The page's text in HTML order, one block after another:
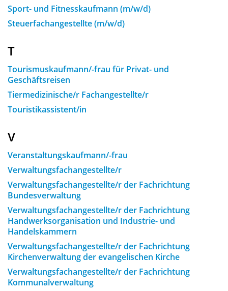
Sport- und Fitnesskaufmann (m/w/d)
Steuerfachangestellte (m/w/d)
T
Tourismuskaufmann/-frau für Privat- und
Geschäftsreisen
Tiermedizinische/r Fachangestellte/r
Touristikassistent/in
V
Veranstaltungskaufmann/-frau
Verwaltungsfachangestellte/r
Verwaltungsfachangestellte/r der Fachrichtung
Bundesverwaltung
Verwaltungsfachangestellte/r der Fachrichtung
Handwerksorganisation und Industrie- und
Handelskammern
Verwaltungsfachangestellte/r der Fachrichtung
Kirchenverwaltung der evangelischen Kirche
Verwaltungsfachangestellte/r der Fachrichtung
Kommunalverwaltung